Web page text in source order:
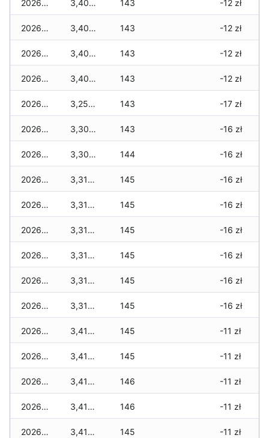
2026-07-04 3,400 zł 143 -12 zł
2026-07-03 3,400 zł 143 -12 zł
2026-07-02 3,400 zł 143 -12 zł
2026-07-01 3,400 zł 143 -12 zł
2026-06-30 3,250 zł 143 -17 zł
2026-06-28 3,300 zł 143 -16 zł
2026-06-27 3,300 zł 144 -16 zł
2026-06-26 3,310 zł 145 -16 zł
2026-06-25 3,310 zł 145 -16 zł
2026-06-24 3,310 zł 145 -16 zł
2026-06-23 3,310 zł 145 -16 zł
2026-06-22 3,310 zł 145 -16 zł
2026-06-21 3,310 zł 145 -16 zł
2026-06-20 3,410 zł 145 -11 zł
2026-06-19 3,410 zł 145 -11 zł
2026-06-18 3,410 zł 146 -11 zł
2026-06-17 3,410 zł 146 -11 zł
2026-06-16 3,410 zł 145 -11 zł